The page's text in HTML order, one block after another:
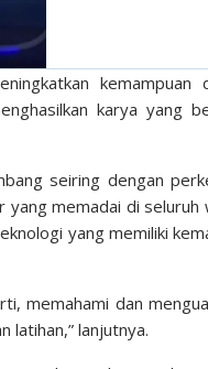
karya yang
seiring dengan
memadai di seluruh
yang memiliki
memahami dan
latihan,” lanjutnya.